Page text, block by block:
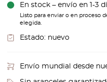
En stock – envío en 1-3
Listo para enviar o en proceso
elegida.
Estado: nuevo
Envío mundial desde